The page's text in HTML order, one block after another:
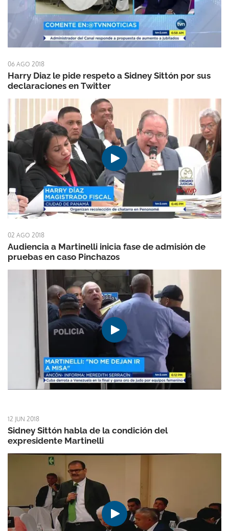
06 AGO 2018
Harry Diaz le pide respeto a Sidney Sittón por sus
declaraciones en Twitter
02 AGO 2018
Audiencia a Martinelli inicia fase de admisión de
pruebas en caso Pinchazos
12 JUN 2018
Sidney Sittón habla de la condición del
expresidente Martinelli